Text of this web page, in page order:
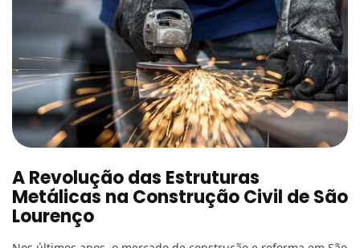
A Revolução das Estruturas
Metálicas na Construção Civil de São
Lourenço